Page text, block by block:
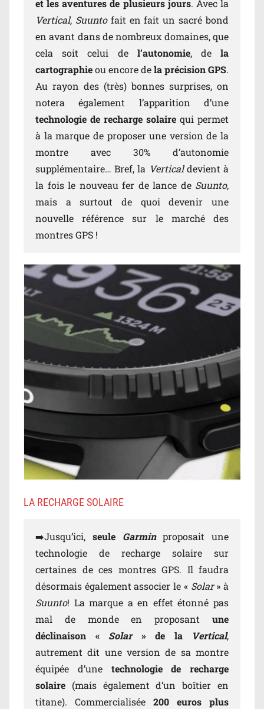
et les aventures de plusieurs jours. Avec la
Vertical, Suunto fait en fait un sacré bond
en avant dans de nombreux domaines, que
cela soit celui del’autonomie, dela
cartographieou encore dela précision GPS.
Au rayon des (très) bonnes surprises, on
notera également l’apparition d’une
technologie de recharge solaire qui permet
à la marque de proposer une version de la
montre avec 30% d’autonomie
supplémentaire… Bref, la Verticaldevient à
la fois le nouveau fer de lance de Suunto,
mais a surtout de quoi devenir une
nouvelle référence sur le marché des
montres GPS !
LA RECHARGE SOLAIRE
➡️Jusqu’ici, seule Garminproposait une
technologie de recharge solaire sur
certaines de ces montres GPS. Il faudra
désormais également associer le « Solar» à
Suunto! La marque a en effet étonné pas
mal de monde en proposant une
déclinaison « Solar» de la Vertical,
autrement dit une version de sa montre
équipée d’une technologie de recharge
solaire (mais également d’un boîtier en
titane). Commercialisée 200 euros plus